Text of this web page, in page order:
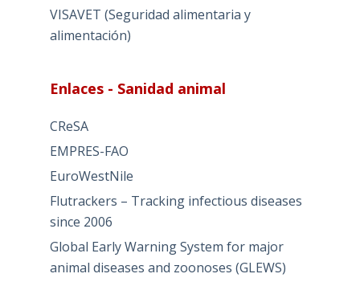
VISAVET (Seguridad alimentaria y
alimentación)
Enlaces - Sanidad animal
CReSA
EMPRES-FAO
EuroWestNile
Flutrackers – Tracking infectious diseases
since 2006
Global Early Warning System for major
animal diseases and zoonoses (GLEWS)